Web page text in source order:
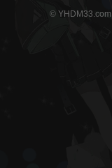
© YHDM33.com